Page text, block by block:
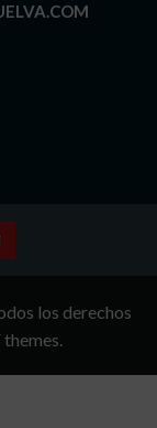
los derechos